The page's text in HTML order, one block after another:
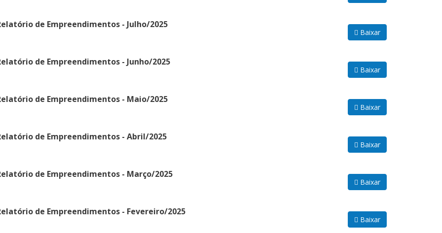
de Empreendimentos - Julho/2025
Baixar
de Empreendimentos - Junho/2025
Baixar
de Empreendimentos - Maio/2025
Baixar
de Empreendimentos - Abril/2025
Baixar
de Empreendimentos - Março/2025
Baixar
de Empreendimentos - Fevereiro/2025
Baixar